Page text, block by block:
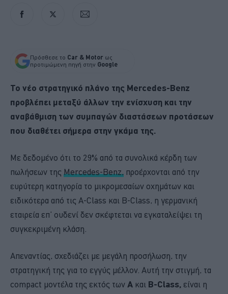
Πρόσθεσε το Car & Motor ως
προτιμώμενη πηγή στην Google
Το νέο στρατηγικό πλάνο της Mercedes-Benz
προβλέπει μεταξύ άλλων την ενίσχυση και την
αναβάθμιση των συμπαγών διαστάσεων προτάσεων
που διαθέτει σήμερα στην γκάμα της.
Με δεδομένο ότι το 29% από τα συνολικά κέρδη των
πωλήσεων της Mercedes-Benz, προέρχονται από την
ευρύτερη κατηγορία το μικρομεσαίων οχημάτων και
ειδικότερα από τις Α-Class και Β-Class, η γερμανική
εταιρεία επ’ ουδενί δεν σκέφτεται να εγκαταλείψει τη
συγκεκριμένη κλάση.
Απεναντίας, σχεδιάζει με μεγάλη προσήλωση, την
στρατηγική της για το εγγύς μέλλον. Αυτή την στιγμή, τα
compact μοντέλα της εκτός των Α και Β-Class, είναι η